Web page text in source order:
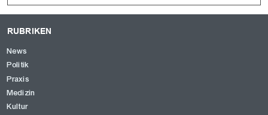
RUBRIKEN
News
Politik
Praxis
Medizin
Kultur